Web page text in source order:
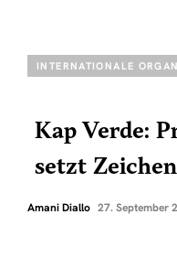
INTERNATIONALE
Kap Verde:
setzt
Amani Diallo 27. September